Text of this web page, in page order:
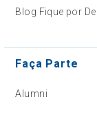
Blog Fique por
Faça Parte
Alumni